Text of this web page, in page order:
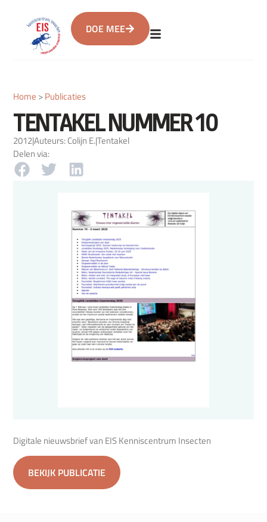
DOE MEE
Home >Publicaties
TENTAKEL NUMMER 10
2012|Auteurs: Colijn E.|Tentakel
Delen via:
Digitale nieuwsbrief van EIS Kenniscentrum Insecten
BEKIJK PUBLICATIE